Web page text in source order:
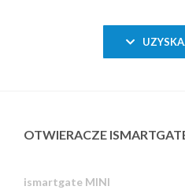
OTWIERACZE
ismartgate MINI